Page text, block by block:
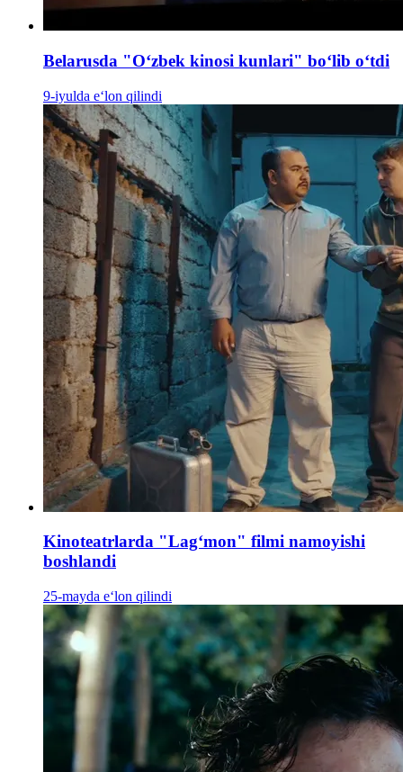
Belarusda "Oʻzbek kinosi kunlari" boʻlib oʻtdi
9-iyulda e‘lon qilindi
Kinoteatrlarda "Lagʻmon" filmi namoyishi
boshlandi
25-mayda e‘lon qilindi